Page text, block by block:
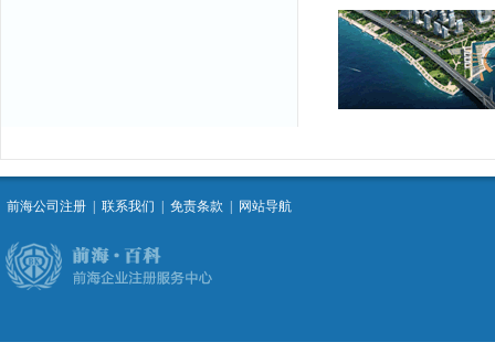
前海公司注册 联系我们 免责条款 网站导航